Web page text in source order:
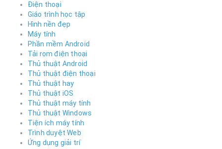
Điện thoại
Giáo trình học tập
Hình nền đẹp
Máy tính
Phần mềm Android
Tải rom điện thoại
Thủ thuật Android
Thủ thuật điện thoại
Thủ thuật hay
Thủ thuật iOS
Thủ thuật máy tính
Thủ thuật Windows
Tiện ích máy tính
Trình duyệt Web
Ứng dụng giải trí